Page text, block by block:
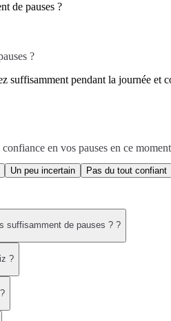
de pauses ?
?
suffisamment pendant la journée et
en vos pauses en ce
Un peu incertain Pas du tout confiant
suffisamment de pauses ? ?
?